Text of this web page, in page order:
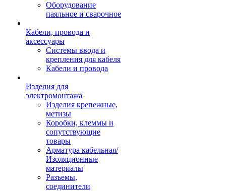
Оборудование
паяльное и сварочное
Кабели, провода и
аксессуары
Системы ввода и
крепления для кабеля
Кабели и провода
Изделия для
электромонтажа
Изделия крепежные,
метизы
Коробки, клеммы и
сопутствующие
товары
Арматура кабельная/
Изоляционные
материалы
Разъемы,
соединители